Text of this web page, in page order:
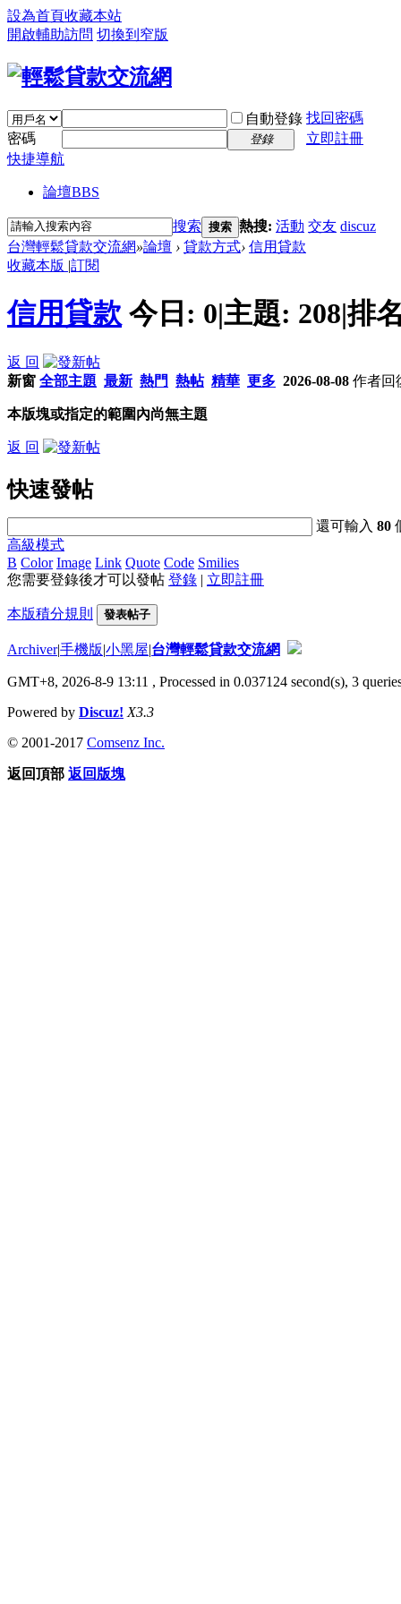
設為首頁收藏本站
開啟輔助訪問 切換到窄版
自動登錄 找回密碼
密碼
登錄
立即註冊
快捷導航
論壇BBS
搜索 搜索 熱搜: 活動 交友 discuz
台灣輕鬆貸款交流網»論壇 › 貸款方式› 信用貸款
收藏本版 |訂閱
信用貸款 今日: 0|主題: 208|排
返 回
新窗 全部主題 最新 熱門 熱帖 精華 更多 2026-08-08 作者回
本版塊或指定的範圍內尚無主題
返 回
快速發帖
還可輸入80
高級模式
B Color Image Link Quote Code Smilies
您需要登錄後才可以發帖 登錄 | 立即註冊
本版積分規則 發表帖子
Archiver|手機版|小黑屋|台灣輕鬆貸款交流網
GMT+8, 2026-8-9 13:11 , Processed in 0.037124 second(s), 3
Powered by Discuz! X3.3
© 2001-2017 Comsenz Inc.
返回頂部 返回版塊